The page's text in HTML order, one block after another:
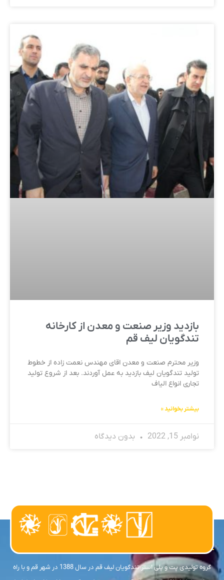
بازدید وزیر صنعت و معدن از کارخانه
تندگویان لیف قم
وزیر محترم صنعت و معدن اقای مهندس نعمت زاده از خطوط
تولید تندگویان لیف بازدید به عمل آوردند. بعد از شروع تولید
تجاری انواع الیاف
بیشتر بخوانید »
نوامبر 15, 2022 بدون دیدگاه
گروه تولیدی پت و پلی استر تندگویان لیف قم در سال 1388 در شهر قم و با راه